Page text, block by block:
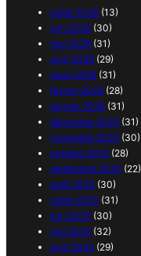
juillet 2026 (13)
juin 2026 (30)
mai 2026 (31)
avril 2026 (29)
mars 2026 (31)
février 2026 (28)
janvier 2026 (31)
décembre 2025 (31)
novembre 2025 (30)
octobre 2025 (28)
septembre 2025 (22)
août 2025 (30)
juillet 2025 (31)
juin 2025 (30)
mai 2025 (32)
avril 2025 (29)